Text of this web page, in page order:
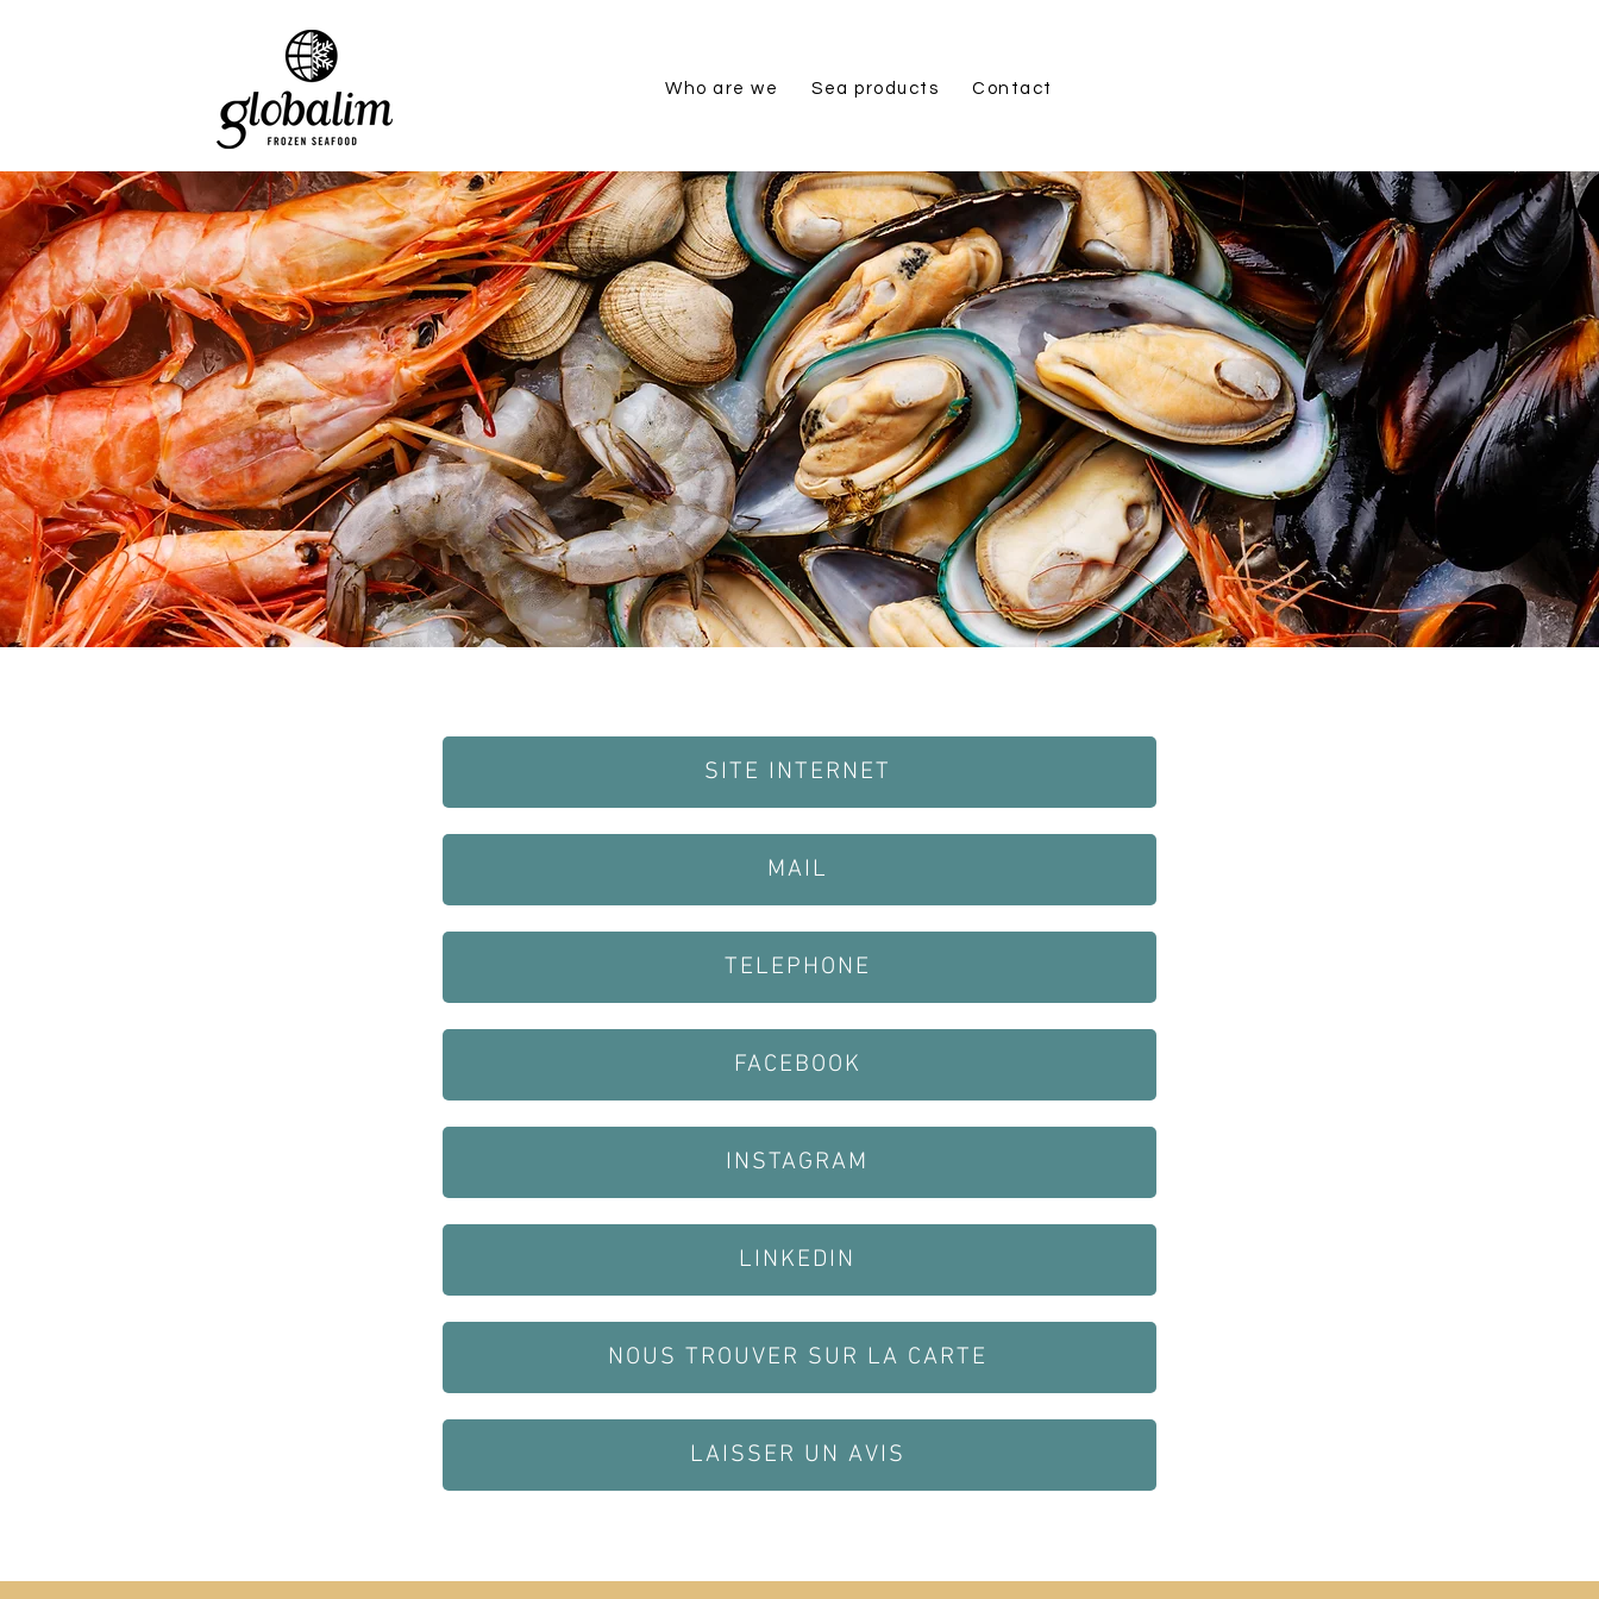
Who are we Sea products Contact
SITE INTERNET
MAIL
TELEPHONE
FACEBOOK
INSTAGRAM
LINKEDIN
NOUS TROUVER SUR LA CARTE
LAISSER UN AVIS